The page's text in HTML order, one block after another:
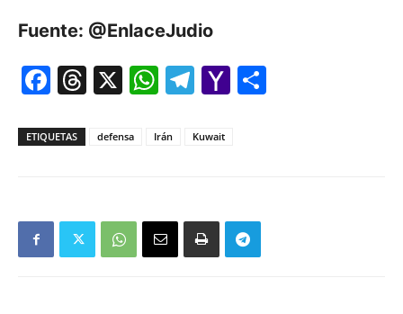
Fuente: @EnlaceJudio
Facebook
Threads
X WhatsApp
Telegram
Yahoo
ETIQUETAS defensa Irán Kuwait